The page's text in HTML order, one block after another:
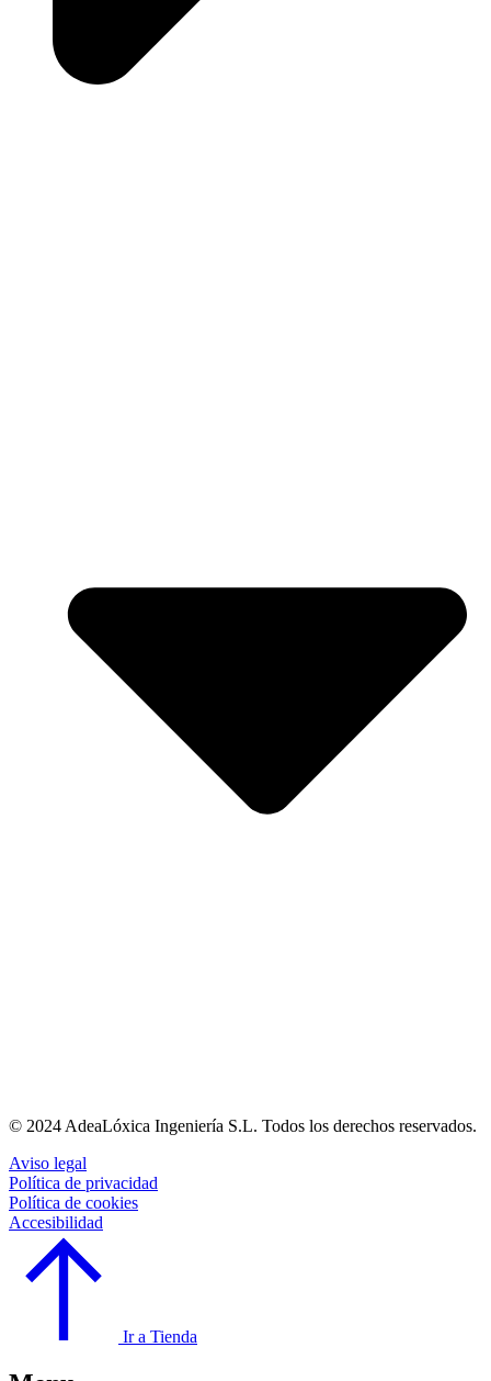
© 2024 AdeaLóxica Ingeniería S.L. Todos los derechos reservados.
Aviso legal
Política de privacidad
Política de cookies
Accesibilidad
Ir a Tienda